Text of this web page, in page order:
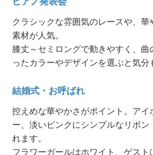
クラシックな雰囲気のレースや、華
素材が人気。
膝丈～セミロングで動きやすく、曲
ったカラーやデザインを選ぶと気分
結婚式・お呼ばれ
控えめな華やかさがポイント。アイ
ー、淡いピンクにシンプルなリボン
れます。
フラワーガールはホワイト、ゲスト